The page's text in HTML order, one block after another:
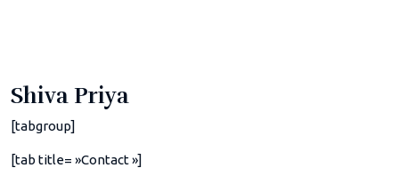
Shiva Priya
[tabgroup]
[tab title= »Contact »]